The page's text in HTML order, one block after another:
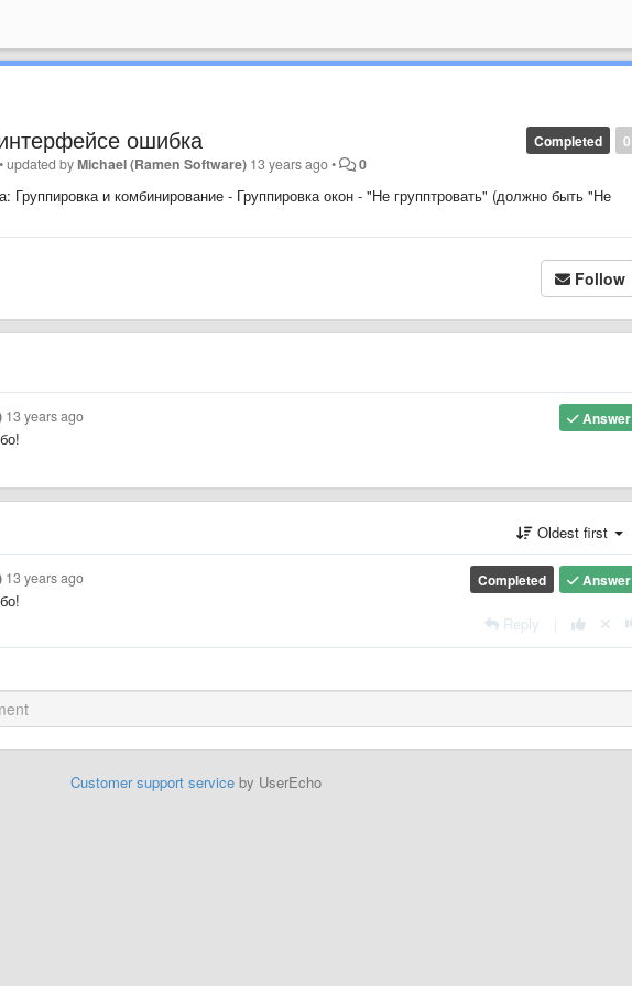
0
Completed
ошибка
•updated byMichael (Ramen Software) 13 years ago• 0
Группировка и комбинирование - Группировка окон - "Не групптровать" (должно быть "Не
Follow
Answer
13 years ago
Oldest first
Answer
Completed
13 years ago
Reply
Customer support serviceby UserEcho